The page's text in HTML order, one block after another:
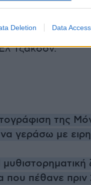
Deletion Data Access
έδωσαν οι
Ούμα
Τζάκσον.
της
γεράσω με
που πέθανε πριν